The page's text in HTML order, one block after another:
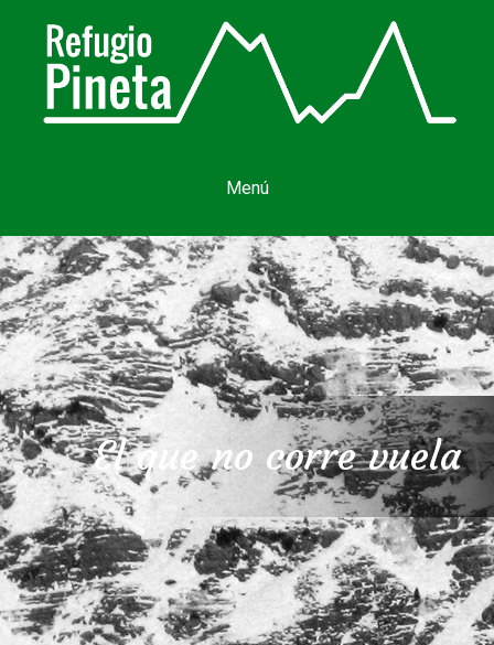
Menú
El que no corre vuela